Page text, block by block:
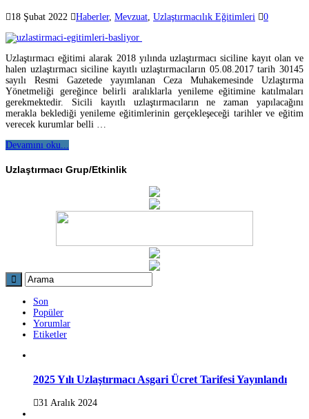
18 Şubat 2022 Haberler, Mevzuat, Uzlaştırmacılık Eğitimleri 0
Uzlaştırmacı eğitimi alarak 2018 yılında uzlaştırmacı siciline kayıt olan ve
halen uzlaştırmacı siciline kayıtlı uzlaştırmacıların 05.08.2017 tarih 30145
sayılı Resmi Gazetede yayımlanan Ceza Muhakemesinde Uzlaştırma
Yönetmeliği gereğince belirli aralıklarla yenileme eğitimine katılmaları
gerekmektedir. Sicili kayıtlı uzlaştırmacıların ne zaman yapılacağını
merakla beklediği yenileme eğitimlerinin gerçekleşeceği tarihler ve eğitim
verecek kurumlar belli …
Devamını oku...
Uzlaştırmacı Grup/Etkinlik
Son
Popüler
Yorumlar
Etiketler
2025 Yılı Uzlaştırmacı Asgari Ücret Tarifesi Yayınlandı
31 Aralık 2024